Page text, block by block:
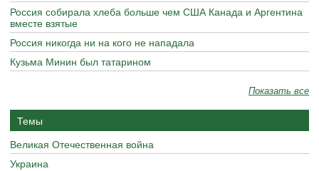
Россия собирала хлеба больше чем США Канада и Аргентина
вместе взятые
Россия никогда ни на кого не нападала
Кузьма Минин был татарином
Показать все
Темы
Великая Отечественная война
Украина